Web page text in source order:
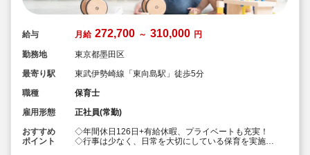
給与 月給 272,700 ～ 310,000 円
勤務地
東京都墨田区
最寄り駅
東武伊勢崎線「東向島駅」徒歩5分
職種
保育士
雇用形態
正社員(常勤)
おすすめ
ポイント
◇年間休日126日+有給休暇、プライベートも充実！
◇行事は少なく、日常を大切にしている保育を実施